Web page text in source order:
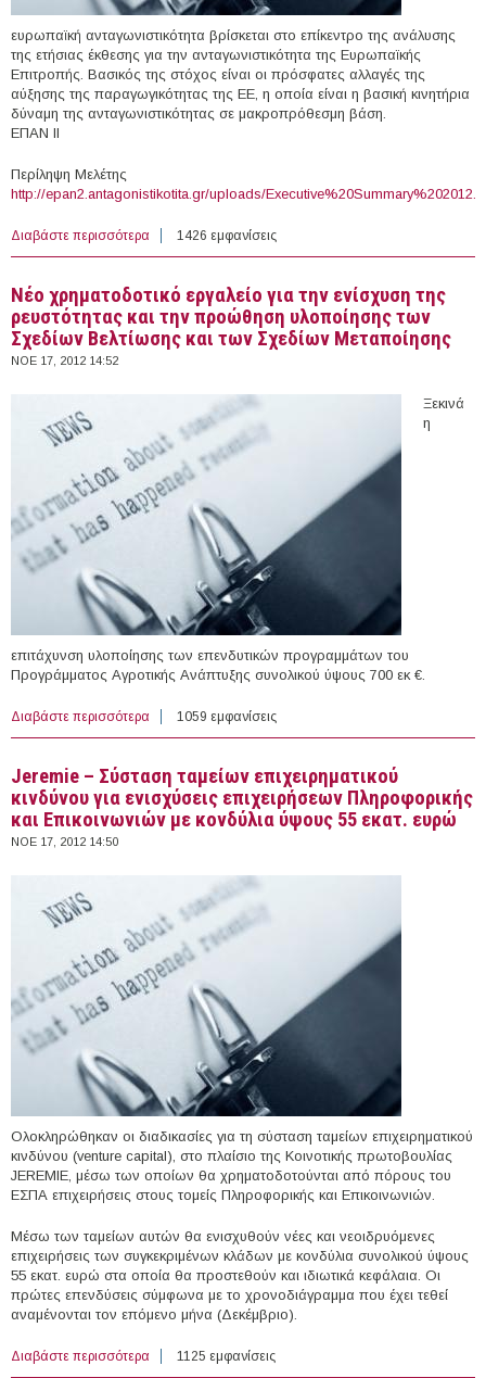
ευρωπαϊκή ανταγωνιστικότητα βρίσκεται στο επίκεντρο της ανάλυσης
της ετήσιας έκθεσης για την ανταγωνιστικότητα της Ευρωπαϊκής
Επιτροπής. Βασικός της στόχος είναι οι πρόσφατες αλλαγές της
αύξησης της παραγωγικότητας της ΕΕ, η οποία είναι η βασική κινητήρια
δύναμη της ανταγωνιστικότητας σε μακροπρόθεσμη βάση.
ΕΠΑΝ ΙΙ
Περίληψη Μελέτης
http://epan2.antagonistikotita.gr/uploads/
Διαβάστε περισσότερα για Μελέτη για την Ανταγωνιστικότητα στην Ευρώπη το
έτος 2012
1426 εμφανίσεις
Νέο χρηματοδοτικό εργαλείο για την ενίσχυση της
ρευστότητας και την προώθηση υλοποίησης των
Σχεδίων Βελτίωσης και των Σχεδίων Μεταποίησης
ΝΟΕ 17, 2012 14:52
Ξεκινά
η
επιτάχυνση υλοποίησης των επενδυτικών προγραμμάτων του
Προγράμματος Αγροτικής Ανάπτυξης συνολικού ύψους 700 εκ €.
Διαβάστε περισσότερα για Νέο χρηματοδοτικό εργαλείο για την ενίσχυση της
ρευστότητας και την προώθηση υλοποίησης των
1059 εμφανίσεις
Jeremie – Σύσταση ταμείων επιχειρηματικού
κινδύνου για ενισχύσεις επιχειρήσεων Πληροφορικής
και Επικοινωνιών με κονδύλια ύψους 55 εκατ. ευρώ
ΝΟΕ 17, 2012 14:50
Ολοκληρώθηκαν οι διαδικασίες για τη σύσταση ταμείων επιχειρηματικού
κινδύνου (venture capital), στο πλαίσιο της Κοινοτικής πρωτοβουλίας
JEREMIE, μέσω των οποίων θα χρηματοδοτούνται από πόρους του
ΕΣΠΑ επιχειρήσεις στους τομείς Πληροφορικής και Επικοινωνιών.
Μέσω των ταμείων αυτών θα ενισχυθούν νέες και νεοιδρυόμενες
επιχειρήσεις των συγκεκριμένων κλάδων με κονδύλια συνολικού ύψους
55 εκατ. ευρώ στα οποία θα προστεθούν και ιδιωτικά κεφάλαια. Οι
πρώτες επενδύσεις σύμφωνα με το χρονοδιάγραμμα που έχει τεθεί
αναμένονται τον επόμενο μήνα (Δεκέμβριο).
Διαβάστε περισσότερα για Jeremie – Σύσταση ταμείων επιχειρηματικού
1125 εμφανίσεις